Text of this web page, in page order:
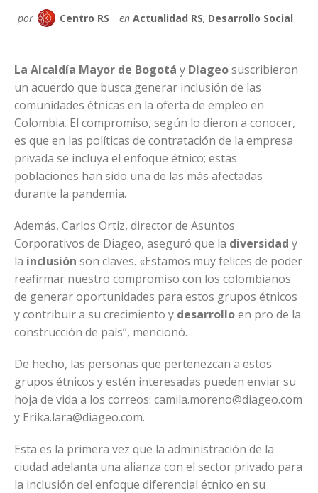
por Centro RS en Actualidad RS, Desarrollo Social
La Alcaldía Mayor de Bogotá y Diageosuscribieron
un acuerdo que busca generar inclusión de las
comunidades étnicas en la oferta de empleo en
Colombia. El compromiso, según lo dieron a conocer,
es que en las políticas de contratación de la empresa
privada se incluya el enfoque étnico; estas
poblaciones han sido una de las más afectadas
durante la pandemia.
Además, Carlos Ortiz, director de Asuntos
Corporativos de Diageo, aseguró que la diversidad y
la inclusión son claves. «Estamos muy felices de poder
reafirmar nuestro compromiso con los colombianos
de generar oportunidades para estos grupos étnicos
y contribuir a su crecimiento y desarrolloen pro de la
construcción de país’’, mencionó.
De hecho, las personas que pertenezcan a estos
grupos étnicos y estén interesadas pueden enviar su
hoja de vida a los correos: camila.moreno@diageo.com
y Erika.lara@diageo.com.
Esta es la primera vez que la administración de la
ciudad adelanta una alianza con el sector privado para
la inclusión del enfoque diferencial étnico en su